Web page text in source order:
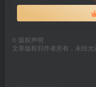
© 版权声明
文章版权归作者所有，未经允